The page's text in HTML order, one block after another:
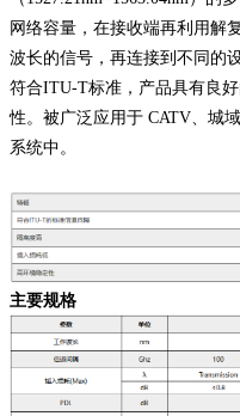
网络容量，在接收端再利用解
波长的信号，再连接到不同的
符合ITU-T标准，产品具有良
性。被广泛应用于 CATV、城
系统中。
主要规格